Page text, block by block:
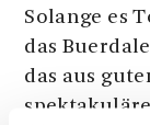
Solange es
das
das aus